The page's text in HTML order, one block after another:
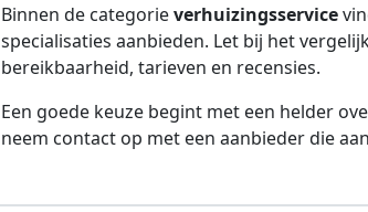
Binnen de categorieverhuizingsservice
specialisaties aanbieden. Let bij het
bereikbaarheid, tarieven en recensies.
Een goede keuze begint met een helder
neem contact op met een aanbieder die